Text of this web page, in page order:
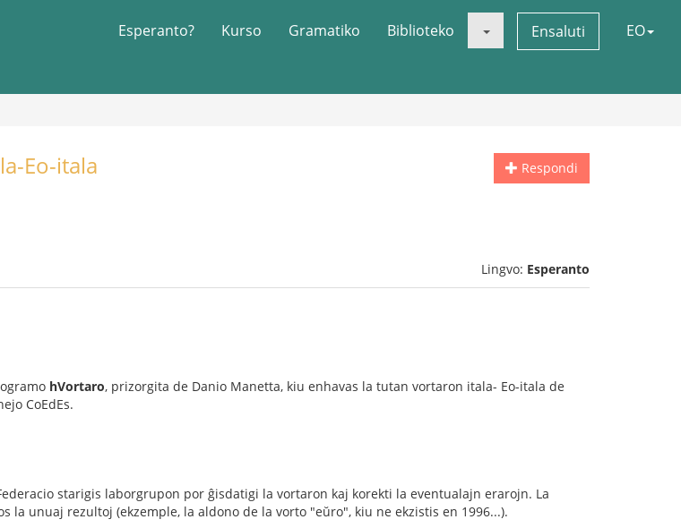
Esperanto? Kurso Gramatiko Biblioteko Ensaluti EO
Respondi
Eo-itala
Lingvo: Esperanto
hVortaro, prizorgita de Danio Manetta, kiu enhavas la tutan vortaron itala- Eo-itala de
CoEdEs.
starigis laborgrupon por ĝisdatigi la vortaron kaj korekti la eventualajn erarojn. La
la unuaj rezultoj (ekzemple, la aldono de la vorto "eŭro", kiu ne ekzistis en 1996...).